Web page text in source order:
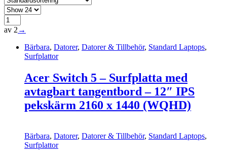
av 2 →
Bärbara, Datorer, Datorer & Tillbehör, Standard Laptops,
Surfplattor
Acer Switch 5 – Surfplatta med
avtagbart tangentbord – 12″ IPS
pekskärm 2160 x 1440 (WQHD)
Bärbara, Datorer, Datorer & Tillbehör, Standard Laptops,
Surfplattor